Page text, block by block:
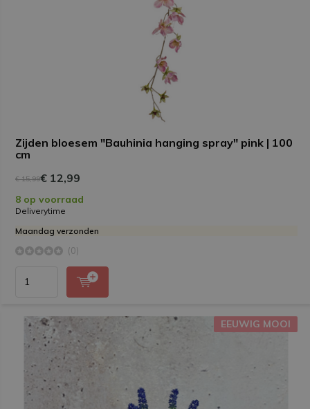
Zijden bloesem "Bauhinia hanging spray" pink | 100
cm
€ 15,99€ 12,99
8 op voorraad
Deliverytime
Maandag verzonden
(0)
EEUWIG MOOI